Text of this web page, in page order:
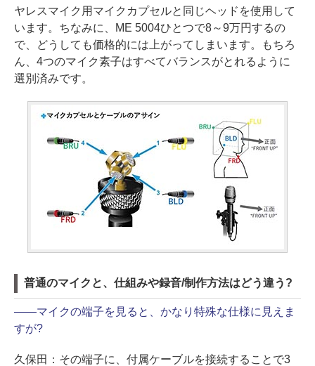
ヤレスマイク用マイクカプセルと同じヘッドを使用して
います。ちなみに、ME 5004ひとつで8～9万円するの
で、どうしても価格的には上がってしまいます。もちろ
ん、4つのマイク素子はすべてバランスがとれるように
選別済みです。
普通のマイクと、仕組みや録音/制作方法はどう違う?
――マイクの端子を見ると、かなり特殊な仕様に見えま
すが?
久保田： その端子に、付属ケーブルを接続することで3